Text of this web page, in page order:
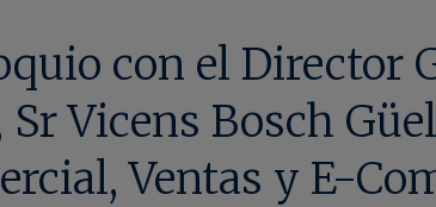
con el Director
Vicens Bosch
Ventas y E-